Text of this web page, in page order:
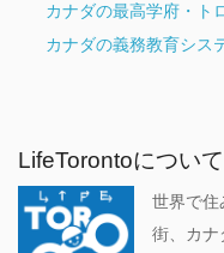
カナダの最高学府・ト
カナダの義務教育シス
LifeTorontoについて
世界で住
街、カナ